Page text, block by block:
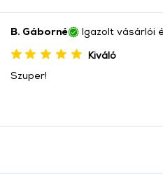
B. Gáborné Igazolt vásárlói
Kiváló
Szuper!